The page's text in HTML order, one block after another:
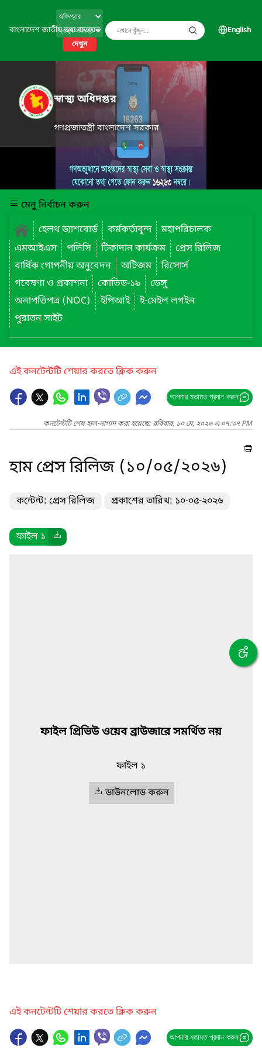
বাংলাদেশ জাতীয় তথ্য বাতায়ন
দেখুন
English
স্বাস্থ্য অধিদপ্তর
গণপ্রজাতন্ত্রী বাংলাদেশ সরকার
মেনু নির্বাচন করুন
হেলথ ড্যাশবোর্ড
কর্মকর্তাবৃন্দ
মহাপরিচালক
এমআইএস
পলিসি টিকাদান কার্যক্রম
প্রেস রিলিজ
বার্ষিক গোপনীয় অনুবেদন
অটিজম
রিসোর্স
গবেষণা ও প্রকাশনা
কোভিড-১৯
ডেঙ্গু
অনাপত্তিপত্র (NOC)
ইপিআই
ই-মেইল লগইন
পুরাতন সাইট
এই কনটেন্টটি শেয়ার করতে ক্লিক করুন
আপনার মতামত প্রদান করুন
কনটেন্টটি শেষ হাল-নাগাদ করা হয়েছে: রবিবার, ১০ মে, ২০২৬ এ ০৭:৩৭ PM
হাম প্রেস রিলিজ (১০/০৫/২০২৬)
কন্টেন্ট: প্রেস রিলিজ প্রকাশের তারিখ: ১০-০৫-২০২৬
ফাইল ১
ফাইল প্রিভিউ ওয়েব ব্রাউজারে সমর্থিত নয়
ফাইল ১
ডাউনলোড করুন
এই কনটেন্টটি শেয়ার করতে ক্লিক করুন
আপনার মতামত প্রদান করুন